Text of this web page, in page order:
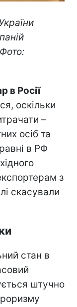
в Росії
оскільки
–
осіб та
в РФ
з
скасували
стан в
штучно